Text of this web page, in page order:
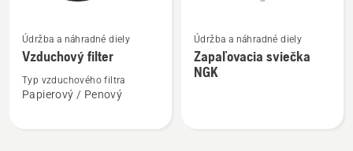
viac
podrobností
Vzduchový
Údržba a náhradné diely
Vzduchový filter
Typ vzduchového filtra
Papierový / Penový
viac
podrobností
Údržba a náhradné diely
Zapaľovacia sviečka
NGK